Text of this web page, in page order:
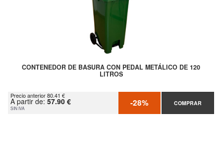
CONTENEDOR DE BASURA CON PEDAL METÁLICO DE 120
LITROS
Precio anterior 80.41 €
A partir de: 57.90 €
SIN IVA -28% COMPRAR